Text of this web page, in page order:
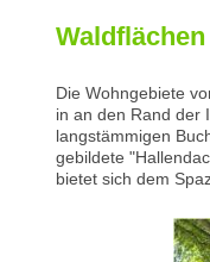
Waldflächen
Die Wohngebiete
in an den Rand der
langstämmigen
gebildete
bietet sich dem